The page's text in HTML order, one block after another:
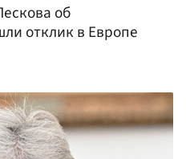
об
отклик в Европе